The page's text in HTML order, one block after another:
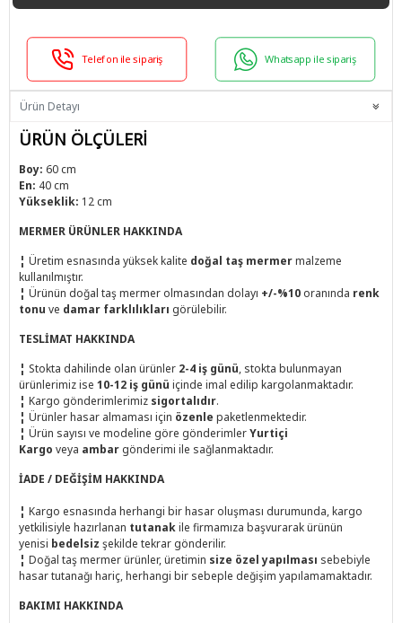
Telefon ile sipariş Whatsapp ile sipariş
Ürün Detayı
ÜRÜN ÖLÇÜLERİ
Boy: 60 cm
En: 40 cm
Yükseklik: 12 cm
MERMER ÜRÜNLER HAKKINDA
¦ Üretim esnasında yüksek kalite doğal taş mermermalzeme
kullanılmıştır.
¦ Ürünün doğal taş mermer olmasından dolayı +/-%10 oranında renk
tonu ve damar farklılıkları görülebilir.
TESLİMAT HAKKINDA
¦ Stokta dahilinde olan ürünler 2-4 iş günü, stokta bulunmayan
ürünlerimiz ise 10-12 iş günü içinde imal edilip kargolanmaktadır.
¦ Kargo gönderimlerimiz sigortalıdır.
¦ Ürünler hasar almaması için özenle paketlenmektedir.
¦ Ürün sayısı ve modeline göre gönderimlerYurtiçi
Kargo veya ambar gönderimi ile sağlanmaktadır.
İADE / DEĞİŞİM HAKKINDA
¦ Kargo esnasında herhangi bir hasar oluşması durumunda, kargo
yetkilisiyle hazırlanan tutanakile firmamıza başvurarak ürünün
yenisi bedelsiz şekilde tekrar gönderilir.
¦ Doğal taş mermer ürünler, üretimin size özel yapılması sebebiyle
hasar tutanağı hariç, herhangi bir sebeple değişim yapılamamaktadır.
BAKIMI HAKKINDA